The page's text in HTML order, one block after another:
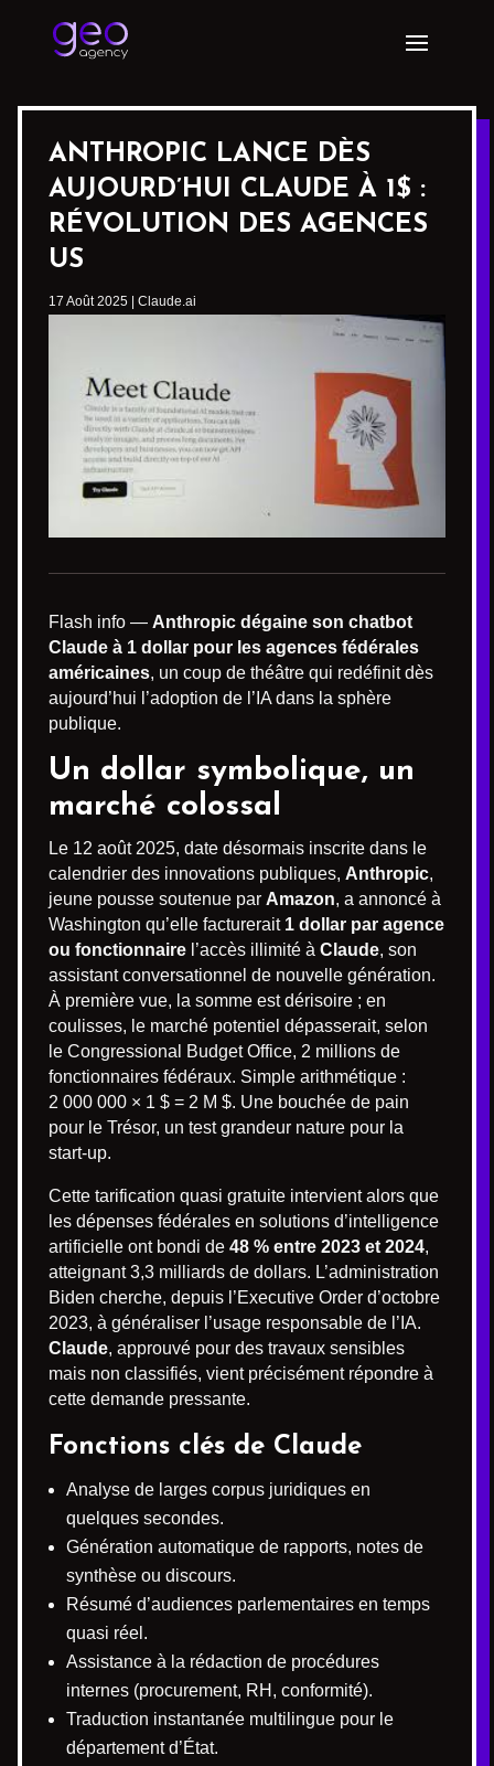
ANTHROPIC LANCE DÈS
AUJOURD’HUI CLAUDE À 1$ :
RÉVOLUTION DES AGENCES
US
17 Août 2025 Claude.ai
Flash info — Anthropic dégaine son chatbot
Claude à 1 dollar pour les agences fédérales
américaines, un coup de théâtre qui redéfinit dès
aujourd’hui l’adoption de l’IA dans la sphère
publique.
Un dollar symbolique, un
marché colossal
Le 12 août 2025, date désormais inscrite dans le
calendrier des innovations publiques, Anthropic,
jeune pousse soutenue par Amazon, a annoncé à
Washington qu’elle facturerait 1 dollar par agence
ou fonctionnaire l’accès illimité à Claude, son
assistant conversationnel de nouvelle génération.
À première vue, la somme est dérisoire ; en
coulisses, le marché potentiel dépasserait, selon
le Congressional Budget Office, 2 millions de
fonctionnaires fédéraux. Simple arithmétique :
2 000 000 × 1 $ = 2 M $. Une bouchée de pain
pour le Trésor, un test grandeur nature pour la
start-up.
Cette tarification quasi gratuite intervient alors que
les dépenses fédérales en solutions d’intelligence
artificielle ont bondi de 48 % entre 2023 et 2024,
atteignant 3,3 milliards de dollars. L’administration
Biden cherche, depuis l’Executive Order d’octobre
2023, à généraliser l’usage responsable de l’IA.
Claude, approuvé pour des travaux sensibles
mais non classifiés, vient précisément répondre à
cette demande pressante.
Fonctions clés de Claude
Analyse de larges corpus juridiques en
quelques secondes.
Génération automatique de rapports, notes de
synthèse ou discours.
Résumé d’audiences parlementaires en temps
quasi réel.
Assistance à la rédaction de procédures
internes (procurement, RH, conformité).
Traduction instantanée multilingue pour le
département d’État.